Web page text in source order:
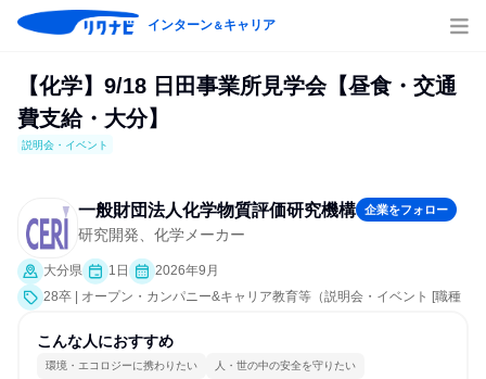
インターン＆キャリア
【化学】9/18 日田事業所見学会【昼食・交通
費支給・大分】
説明会・イベント
一般財団法人化学物質評価研究機構 企業をフォロー
研究開発、化学メーカー
大分県 1日
2026年9月
28卒 | オープン・カンパニー&キャリア教育等（説明会・イベント [職種
こんな人におすすめ
環境・エコロジーに携わりたい 人・世の中の安全を守りたい